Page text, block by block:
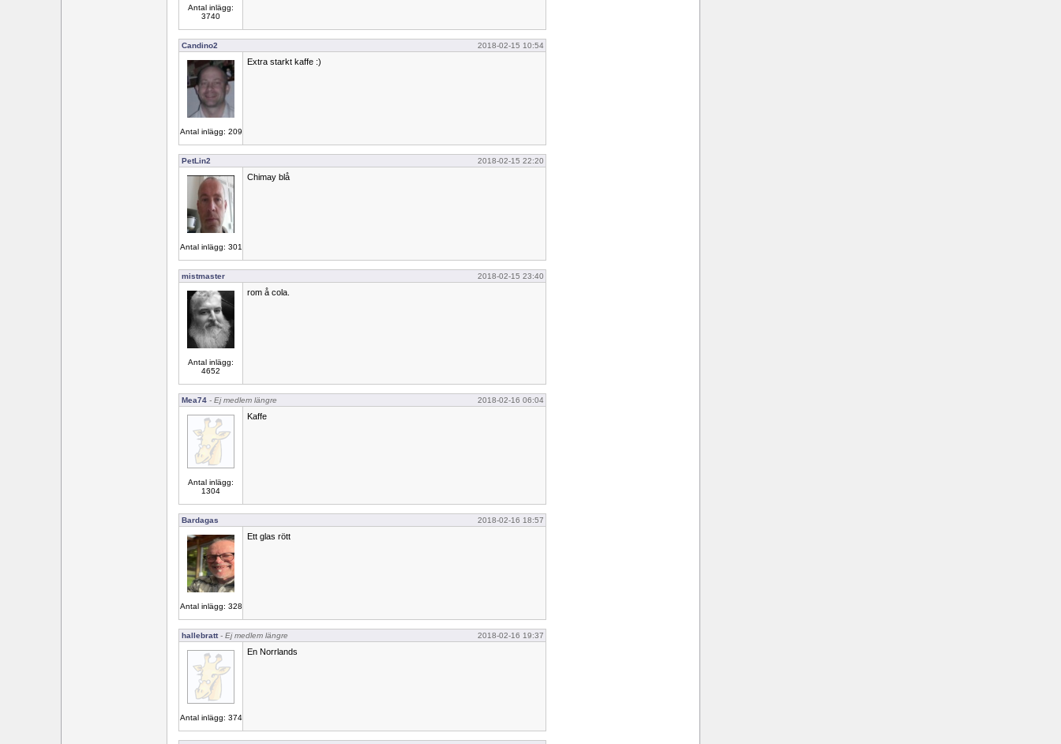
Antal inlägg:
3740
Candino2 2018-02-15 10:54
Antal inlägg: 209
Extra starkt kaffe :)
PetLin2 2018-02-15 22:20
Antal inlägg: 301
Chimay blå
mistmaster 2018-02-15 23:40
Antal inlägg:
4652
rom å cola.
Mea74 - Ej medlem längre 2018-02-16 06:04
Antal inlägg:
1304
Kaffe
Bardagas 2018-02-16 18:57
Antal inlägg: 328
Ett glas rött
hallebratt- Ej medlem längre 2018-02-16 19:37
Antal inlägg: 374
En Norrlands